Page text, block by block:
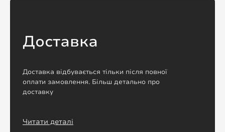
Доставка
Доставка відбувається тільки після повної
оплати замовлення. Більш детально про
доставку
Читати деталі